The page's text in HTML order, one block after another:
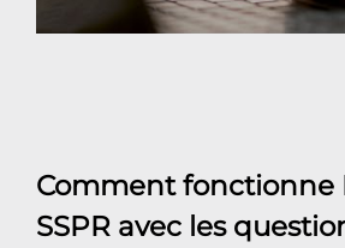
Comment fonctionne
SSPR avec les